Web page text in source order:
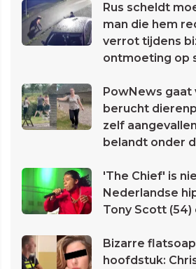
Rus scheldt
man die hem
verrot tijdens
ontmoeting op
PowNews gaat
berucht
zelf
belandt onder
'The Chief' is
Nederlandse
Tony Scott
Bizarre
hoofdstuk: